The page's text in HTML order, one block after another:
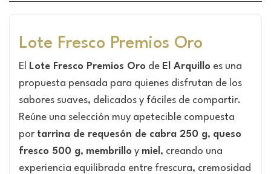
Lote Fresco Premios Oro
El Lote Fresco Premios Oro de El Arquillo es una
propuesta pensada para quienes disfrutan de los
sabores suaves, delicados y fáciles de compartir.
Reúne una selección muy apetecible compuesta
por tarrina de requesón de cabra 250 g, queso
fresco 500 g, membrillo y miel , creando una
experiencia equilibrada entre frescura, cremosidad